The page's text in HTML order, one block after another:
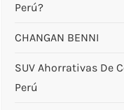
Perú?
CHANGAN BENNI
SUV Ahorrativas De
Perú